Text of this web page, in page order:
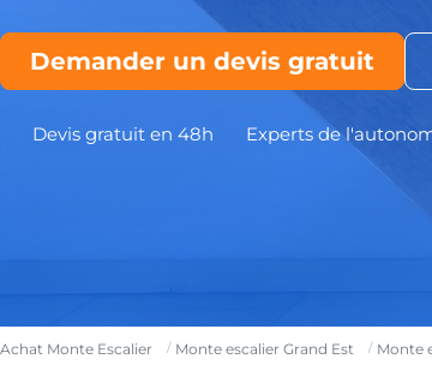
Demander un devis gratuit
Devis gratuit en 48h Experts de
Achat Monte Escalier Monte escalier Grand Est Monte